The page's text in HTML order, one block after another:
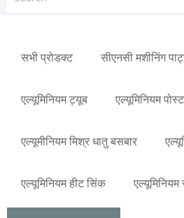
सभी प्रोडक्ट सीएनसी मशीनिंग
एल्यूमिनियम ट्यूब एल्यूमिनियम
एल्यूमीनियम मिश्र धातु बसबार
एल्यूमिनियम हीट सिंक